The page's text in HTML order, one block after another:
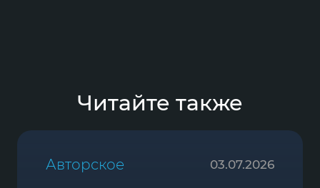
Читайте также
Авторское 03.07.2026